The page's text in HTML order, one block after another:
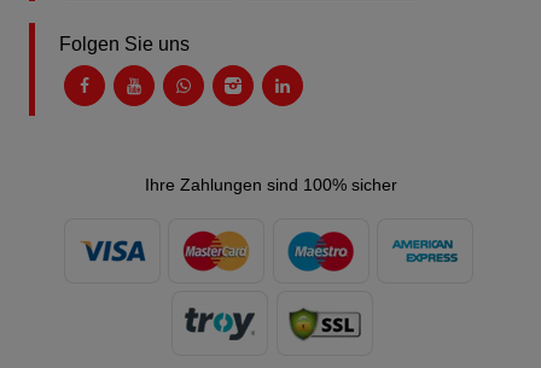
Folgen Sie uns
Ihre Zahlungen sind 100% sicher